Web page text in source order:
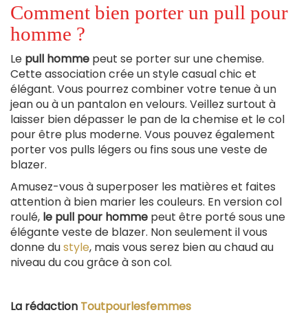
Comment bien porter un pull pour
homme ?
Le pull homme peut se porter sur une chemise.
Cette association crée un style casual chic et
élégant. Vous pourrez combiner votre tenue à un
jean ou à un pantalon en velours. Veillez surtout à
laisser bien dépasser le pan de la chemise et le col
pour être plus moderne. Vous pouvez également
porter vos pulls légers ou fins sous une veste de
blazer.
Amusez-vous à superposer les matières et faites
attention à bien marier les couleurs. En version col
roulé, le pull pour homme peut être porté sous une
élégante veste de blazer. Non seulement il vous
donne dustyle, mais vous serez bien au chaud au
niveau du cou grâce à son col.
La rédaction Toutpourlesfemmes